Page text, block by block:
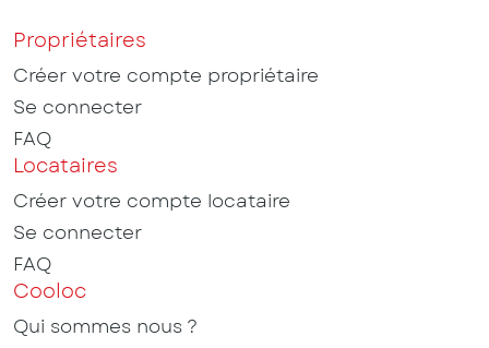
Propriétaires
Créer votre compte propriétaire
Se connecter
FAQ
Locataires
Créer votre compte locataire
Se connecter
FAQ
Cooloc
Qui sommes nous ?